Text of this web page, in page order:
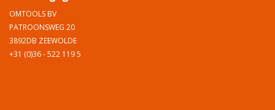
OMTOOLS BV
PATROONSWEG 20
3892DB ZEEWOLDE
+31 (0)36 - 522 119 5